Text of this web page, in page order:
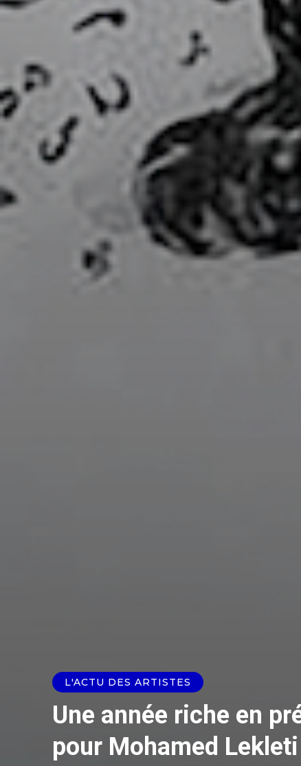
L'ACTU DES ARTISTES
Une année riche en
pour Mohamed